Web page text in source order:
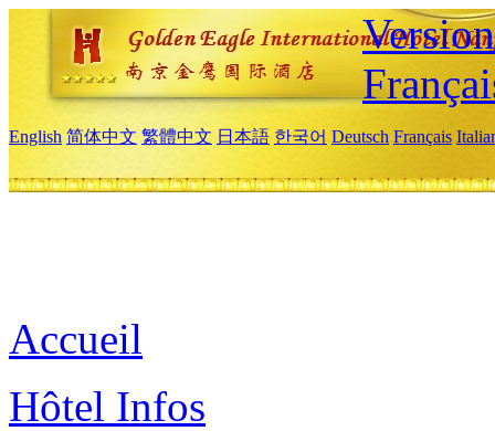
English 简体中文 繁體中文 日本語 한국어 Deutsch Français
Accueil
Hôtel Infos